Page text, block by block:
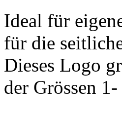
Ideal für
für die
Dieses Logo
der Grössen 1-